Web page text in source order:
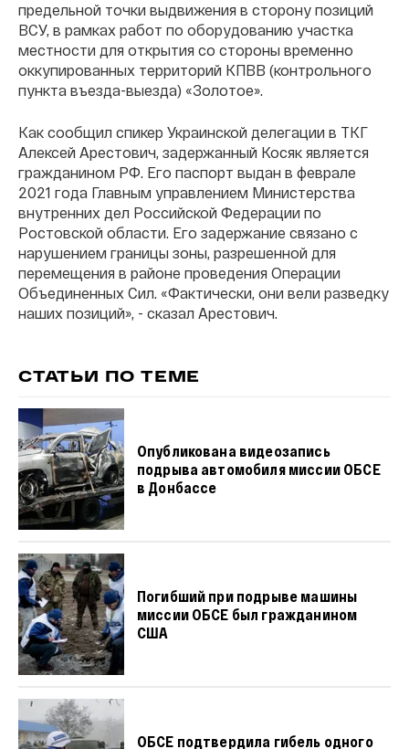
предельной точки выдвижения в сторону позиций
ВСУ, в рамках работ по оборудованию участка
местности для открытия со стороны временно
оккупированных территорий КПВВ (контрольного
пункта въезда-выезда) «Золотое».
Как сообщил спикер Украинской делегации в ТКГ
Алексей Арестович, задержанный Косяк является
гражданином РФ. Его паспорт выдан в феврале
2021 года Главным управлением Министерства
внутренних дел Российской Федерации по
Ростовской области. Его задержание связано с
нарушением границы зоны, разрешенной для
перемещения в районе проведения Операции
Объединенных Сил. «Фактически, они вели разведку
наших позиций», - сказал Арестович.
СТАТЬИ ПО ТЕМЕ
Опубликована видеозапись
подрыва автомобиля миссии ОБСЕ
в Донбассе
Погибший при подрыве машины
миссии ОБСЕ был гражданином
США
ОБСЕ подтвердила гибель одного